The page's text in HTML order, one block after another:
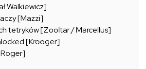
Walkiewicz]
[Mazzi]
tetryków [Zooltar / Marcellus]
[Krooger]